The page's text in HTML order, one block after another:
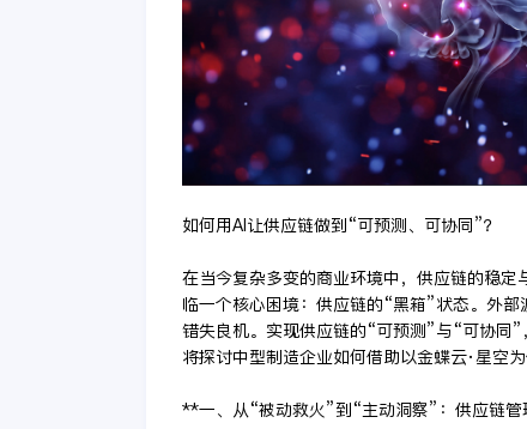
如何用AI让供应链做到“可预测、可协同”？
在当今复杂多变的商业环境中，供应链的稳
临一个核心困境：供应链的“黑箱”状态。外
错失良机。实现供应链的“可预测”与“可协同
将探讨中型制造企业如何借助以金蝶云·星空
**一、从“被动救火”到“主动洞察”：供应链